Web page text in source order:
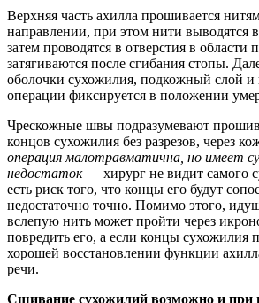
Верхняя часть ахилла прошивается
направлении, при этом нити выводятся
затем проводятся в отверстия в области
затягиваются после сгибания стопы.
оболочки сухожилия, подкожный слой и
операции фиксируется в положении
Чрескожные швы подразумевают
концов сухожилия без разрезов, через
операция малотравматична, но имеет
недостаток— хирург не видит самого
есть риск того, что концы его будут
недостаточно точно. Помимо этого,
вслепую нить может пройти через
повредить его, а если концы сухожилия
хорошей восстановлении функции
речи.
Сшивание сухожилий возможно и